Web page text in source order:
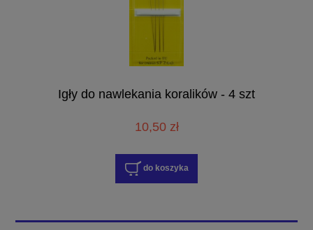
Igły do nawlekania koralików - 4 szt
10,50 zł
do koszyka